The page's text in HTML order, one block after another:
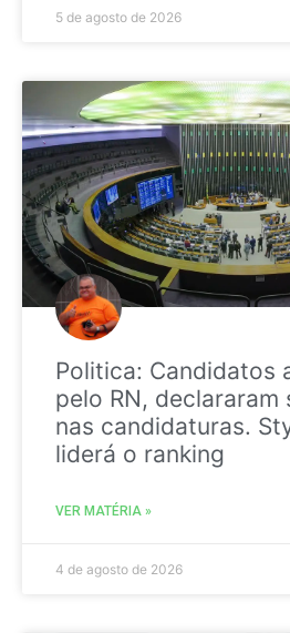
5 de agosto de 2026
Politica: Candidatos
pelo RN, declararam
nas candidaturas.
liderá o ranking
VER MATÉRIA »
4 de agosto de 2026